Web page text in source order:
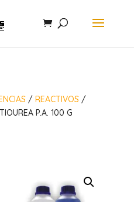
/ REACTIVOS/
P.A. 100 G